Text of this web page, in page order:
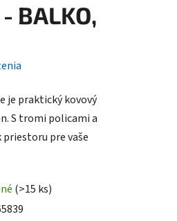
BALKO,
je praktický kovový
S tromi policami a
pre vaše
(>15 ks)